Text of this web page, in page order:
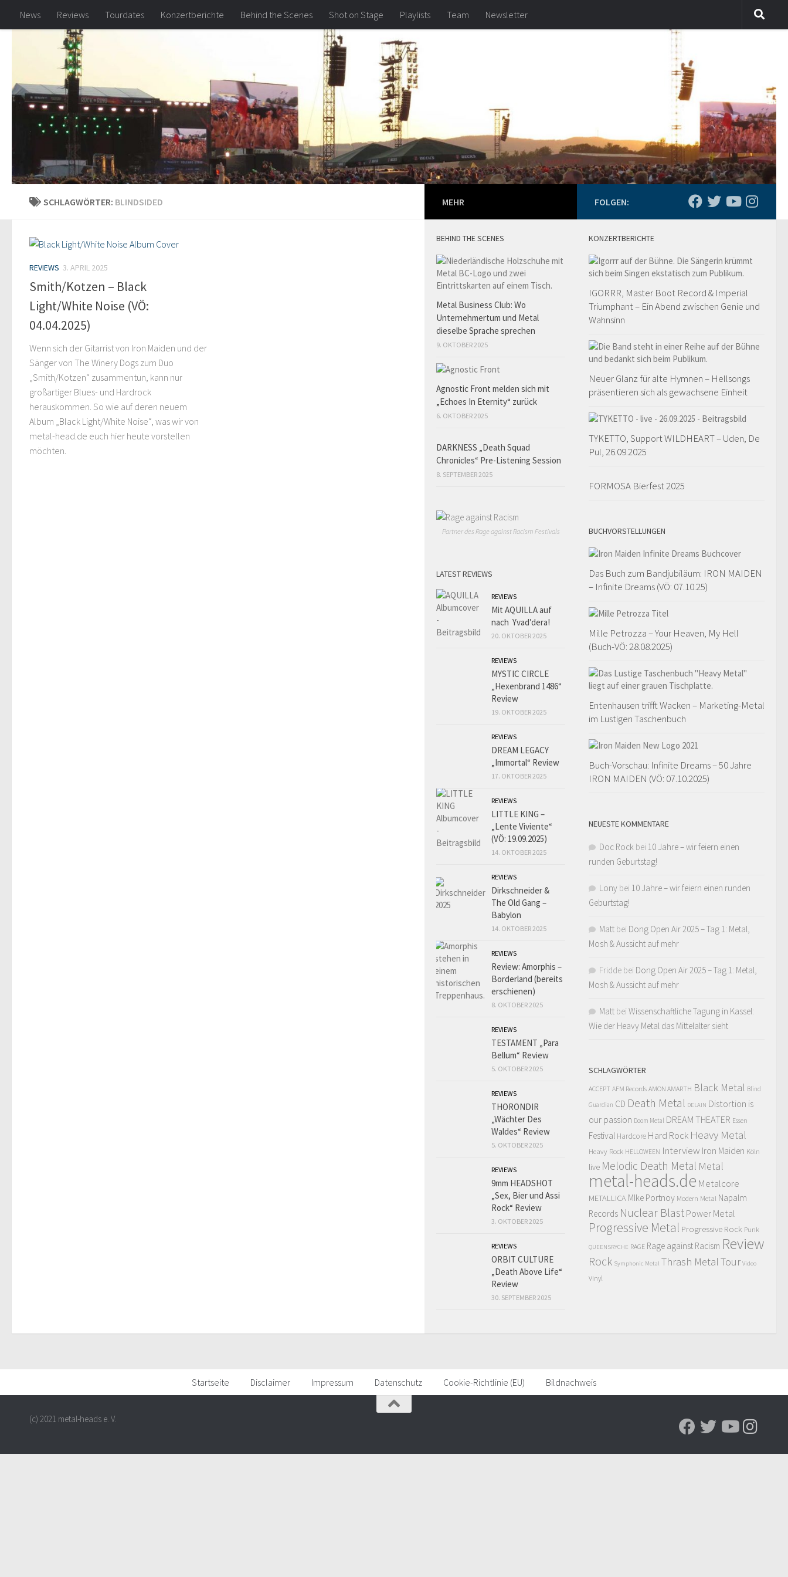
Zum Inhalt springen
News Reviews Tourdates Konzertberichte Behind the Scenes Shot on Stage Playlists Team Newsletter
SCHLAGWÖRTER: BLINDSIDED
REVIEWS 3. APRIL 2025
Smith/Kotzen – Black
Light/White Noise (VÖ:
04.04.2025)
Wenn sich der Gitarrist von Iron Maiden und der
Sänger von The Winery Dogs zum Duo
„Smith/Kotzen“ zusammentun, kann nur
großartiger Blues- und Hardrock
herauskommen. So wie auf deren neuem
Album „Black Light/White Noise“, was wir von
metal-head.de euch hier heute vorstellen
möchten.
FOLGEN:
KONZERTBERICHTE
IGORRR, Master Boot Record & Imperial
Triumphant – Ein Abend zwischen Genie und
Wahnsinn
Neuer Glanz für alte Hymnen – Hellsongs
präsentieren sich als gewachsene Einheit
TYKETTO, Support WILDHEART – Uden, De
Pul, 26.09.2025
FORMOSA Bierfest 2025
BUCHVORSTELLUNGEN
Das Buch zum Bandjubiläum: IRON MAIDEN
– Infinite Dreams (VÖ: 07.10.25)
Mille Petrozza – Your Heaven, My Hell
(Buch-VÖ: 28.08.2025)
Entenhausen trifft Wacken – Marketing-Metal
im Lustigen Taschenbuch
Buch-Vorschau: Infinite Dreams – 50 Jahre
IRON MAIDEN (VÖ: 07.10.2025)
NEUESTE KOMMENTARE
Doc Rock bei 10 Jahre – wir feiern einen
runden Geburtstag!
Lony bei 10 Jahre – wir feiern einen runden
Geburtstag!
Matt bei Dong Open Air 2025 – Tag 1: Metal,
Mosh & Aussicht auf mehr
Fridde bei Dong Open Air 2025 – Tag 1: Metal,
Mosh & Aussicht auf mehr
Matt bei Wissenschaftliche Tagung in Kassel:
Wie der Heavy Metal das Mittelalter sieht
SCHLAGWÖRTER
ACCEPT AFM Records AMON AMARTH Black Metal Blind
Guardian CD Death Metal DELAIN Distortion is
our passion Doom Metal DREAM THEATER Essen
Festival Hardcore Hard Rock Heavy Metal
Heavy Rock HELLOWEEN Interview Iron Maiden Köln
live Melodic Death Metal Metal
metal-heads.de Metalcore
METALLICA MIke Portnoy Modern Metal Napalm
Records Nuclear Blast Power Metal
Progressive Metal Progressive Rock Punk
QUEENSRYCHE RAGE Rage against Racism Review
Rock Symphonic Metal Thrash MetalTour Video
Vinyl
MEHR
BEHIND THE SCENES
Metal Business Club: Wo
Unternehmertum und Metal
dieselbe Sprache sprechen
9. OKTOBER 2025
Agnostic Front melden sich mit
„Echoes In Eternity“ zurück
6. OKTOBER 2025
DARKNESS „Death Squad
Chronicles“ Pre-Listening Session
8. SEPTEMBER 2025
Partner des Rage against Racism Festivals
LATEST REVIEWS
REVIEWS
Mit AQUILLA auf
nach Yvad’dera!
20. OKTOBER 2025
REVIEWS
MYSTIC CIRCLE
„Hexenbrand 1486“
Review
19. OKTOBER 2025
REVIEWS
DREAM LEGACY
„Immortal“ Review
17. OKTOBER 2025
REVIEWS
LITTLE KING –
„Lente Viviente“
(VÖ: 19.09.2025)
14. OKTOBER 2025
REVIEWS
Dirkschneider &
The Old Gang –
Babylon
14. OKTOBER 2025
REVIEWS
Review: Amorphis –
Borderland (bereits
erschienen)
8. OKTOBER 2025
REVIEWS
TESTAMENT „Para
Bellum“ Review
5. OKTOBER 2025
REVIEWS
THORONDIR
„Wächter Des
Waldes“ Review
5. OKTOBER 2025
REVIEWS
9mm HEADSHOT
„Sex, Bier und Assi
Rock“ Review
3. OKTOBER 2025
REVIEWS
ORBIT CULTURE
„Death Above Life“
Review
30. SEPTEMBER 2025
Startseite Disclaimer Impressum Datenschutz Cookie-Richtlinie (EU) Bildnachweis
(c) 2021 metal-heads e. V.